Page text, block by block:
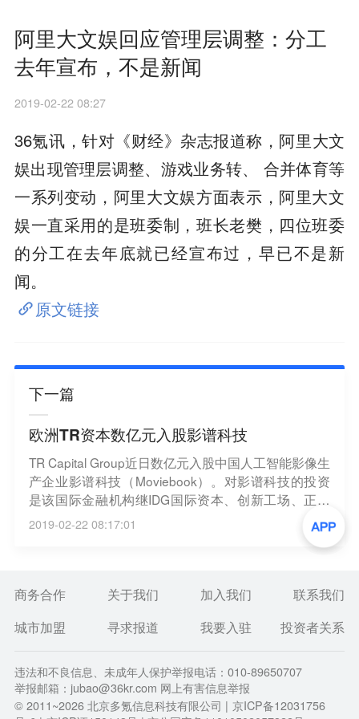
阿里大文娱回应管理层调整：分工
去年宣布，不是新闻
2019-02-22 08:27
36氪讯，针对《财经》杂志报道称，阿里大文
娱出现管理层调整、游戏业务转、 合并体育等
一系列变动，阿里大文娱方面表示，阿里大文
娱一直采用的是班委制，班长老樊，四位班委
的分工在去年底就已经宣布过，早已不是新
闻。
原文链接
下一篇
欧洲TR资本数亿元入股影谱科技
TR Capital Group近日数亿元入股中国人工智能影像生
产企业影谱科技（Moviebook）。对影谱科技的投资
是该国际金融机构继IDG国际资本、创新工场、正心
谷等母基金投资后，亚太区重要直投项目之一。（腾
2019-02-22 08:17:01
商务合作 关于我们 加入我们
联系我们
城市加盟
寻求报道 我要入驻 投资者关系
违法和不良信息、未成年人保护举报电话：010-89650707
举报邮箱：jubao@36kr.com 网上有害信息举报
© 2011~2026北京多氪信息科技有限公司 | 京ICP备12031756